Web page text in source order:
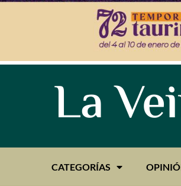
La
CATEGORÍAS